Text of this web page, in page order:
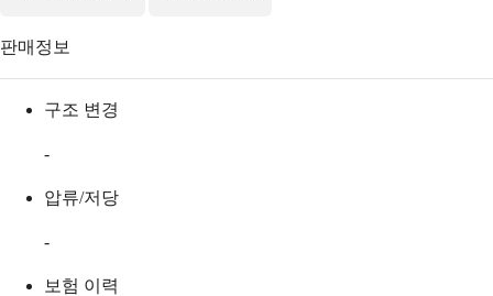
판매정보
구조 변경
-
압류/저당
-
보험 이력